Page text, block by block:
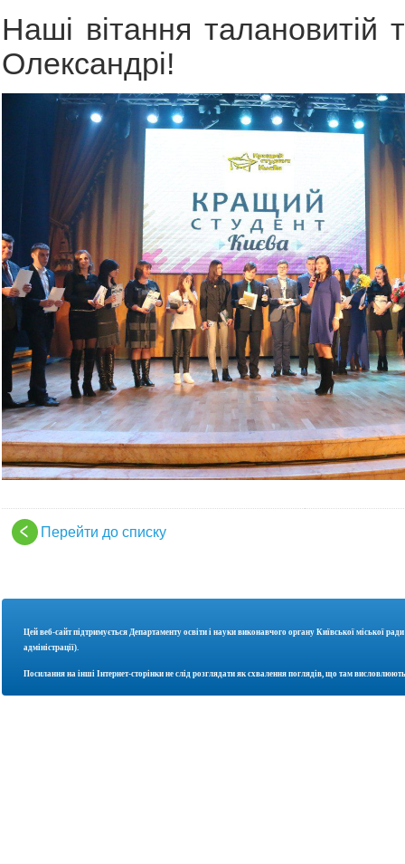
Наші вітання талановитій
Олександрі!
Перейти до списку
Цей веб-сайт підтримується Департаменту освіти і науки виконавчого органу Київської міської
адміністрації).
Посилання на інші Інтернет-сторінки не слід розглядати як схвалення поглядів, що там